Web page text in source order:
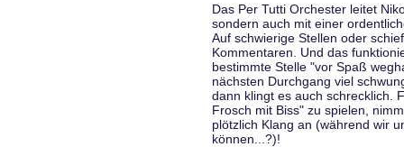
Das Per Tutti Orchester leitet
sondern auch mit einer
Auf schwierige Stellen oder
Kommentaren. Und das
bestimmte Stelle "vor Spaß
nächsten Durchgang viel
dann klingt es auch schrecklich.
Frosch mit Biss" zu spielen,
plötzlich Klang an (während wir
können...?)!